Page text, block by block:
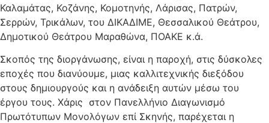
Καλαμάτας, Κοζάνης, Κομοτηνής, Λάρισας, Πατρών,
Σερρών, Τρικάλων, του ΔΙΚΑΔΙΜΕ, Θεσσαλικού Θεάτρου,
Δημοτικού Θεάτρου Μαραθώνα, ΠΟΑΚΕ κ.ά.
Σκοπός της διοργάνωσης, είναι η παροχή, στις δύσκολες
εποχές που διανύουμε, μιας καλλιτεχνικής διεξόδου
στους δημιουργούς και η ανάδειξη αυτών μέσω του
έργου τους. Χάρις στον Πανελλήνιο Διαγωνισμό
Πρωτότυπων Μονολόγων επί Σκηνής, παρέχεται η